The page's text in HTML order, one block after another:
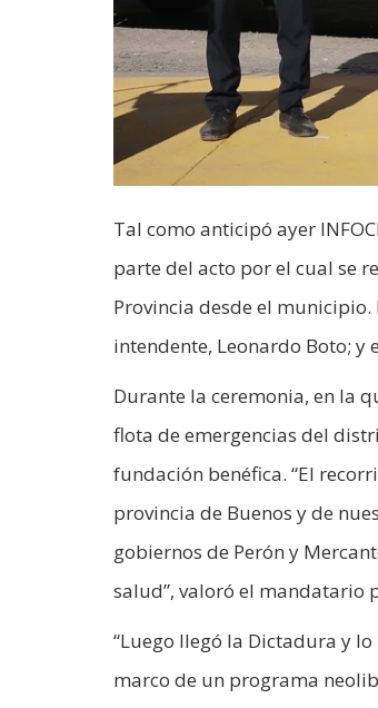
Tal como anticipó ayer
parte del acto por el cual se
Provincia desde el
intendente, Leonardo Boto;
Durante la ceremonia, en la
flota de emergencias del
fundación benéfica. “El
provincia de Buenos y de
gobiernos de Perón y
salud”, valoró el mandatario
“Luego llegó la Dictadura y
marco de un programa